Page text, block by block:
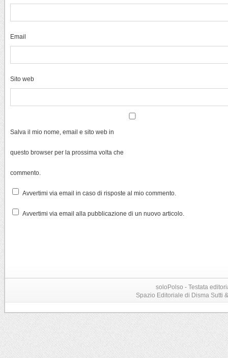
Email
Sito web
Salva il mio nome, email e sito web in
questo browser per la prossima volta che
commento.
Avvertimi via email in caso di risposte al mio commento.
Avvertimi via email alla pubblicazione di un nuovo articolo.
soloPolso - Testata
Spazio Editoriale di Disma Sutti